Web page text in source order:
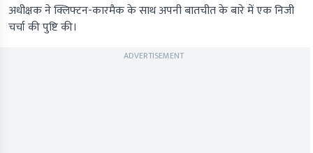
अधीक्षक ने क्लिफ्टन-कारमैक के साथ अपनी बातचीत के बारे में एक निजी
चर्चा की पुष्टि की।
ADVERTISEMENT